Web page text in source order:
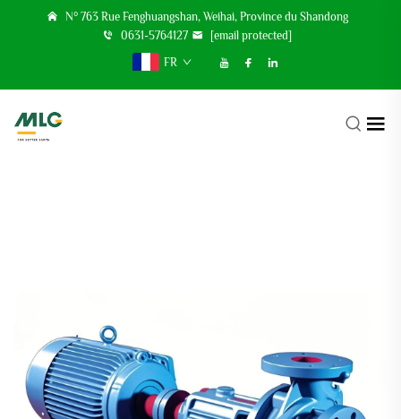
N° 763 Rue Fenghuangshan, Weihai, Province du Shandong
0631-5764127
[email protected]
FR